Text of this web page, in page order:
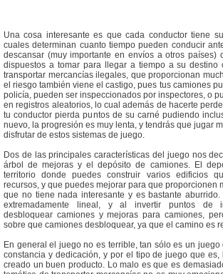
Una cosa interesante es que cada conductor tiene
cuales determinan cuanto tiempo pueden conducir
descansar (muy importante en envíos a otros países)
dispuestos a tomar para llegar a tiempo a su destino
transportar mercancías ilegales, que proporcionan
el riesgo también viene el castigo, pues tus camiones
policía, pueden ser inspeccionados por inspectores, o
en registros aleatorios, lo cual además de hacerte
tu conductor pierda puntos de su carné pudiendo
nuevo, la progresión es muy lenta, y tendrás que jugar
disfrutar de estos sistemas de juego.
Dos de las principales características del juego nos
árbol de mejoras y el depósito de camiones. El
territorio donde puedes construir varios edificios
recursos, y que puedes mejorar para que proporcionen
que no tiene nada interesante y es bastante
extremadamente lineal, y al invertir puntos de
desbloquear camiones y mejoras para camiones,
sobre que camiones desbloquear, ya que el camino es
En general el juego no es terrible, tan sólo es un
constancia y dedicación, y por el tipo de juego que es,
creado un buen producto. Lo malo es que es